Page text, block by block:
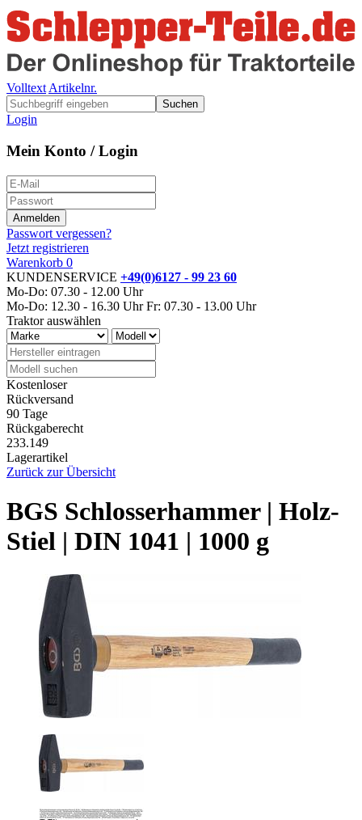
Volltext Artikelnr.
Suchen
Login
Mein Konto / Login
Passwort vergessen?
Jetzt registrieren
Warenkorb 0
KUNDENSERVICE +49(0)6127 - 99 23 60
Mo-Do: 07.30 - 12.00 Uhr
Mo-Do: 12.30 - 16.30 Uhr Fr: 07.30 - 13.00 Uhr
Traktor auswählen
Kostenloser
Rückversand
90 Tage
Rückgaberecht
233.149
Lagerartikel
Zurück zur Übersicht
BGS Schlosserhammer | Holz-
Stiel | DIN 1041 | 1000 g